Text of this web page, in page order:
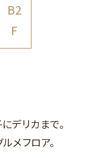
B2
F
デリカまで。
メフロア。
。
。
。。
。。